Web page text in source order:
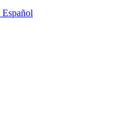
Español